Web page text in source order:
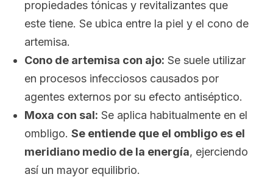
propiedades tónicas y revitalizantes que
este tiene. Se ubica entre la piel y el cono de
artemisa.
Cono de artemisa con ajo: Se suele utilizar
en procesos infecciosos causados por
agentes externos por su efecto antiséptico.
Moxa con sal: Se aplica habitualmente en el
ombligo. Se entiende que el ombligo es el
meridiano medio de la energía, ejerciendo
así un mayor equilibrio.